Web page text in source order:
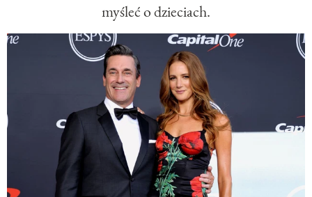
myśleć o dzieciach.